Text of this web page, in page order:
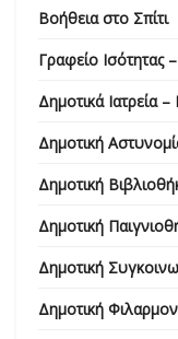
Βοήθεια στο Σπίτι
Γραφείο Ισότητας
Δημοτικά Ιατρεία
Δημοτική
Δημοτική
Δημοτική
Δημοτική
Δημοτική